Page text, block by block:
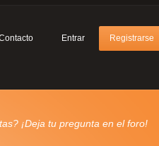
Entrar Registrarse
¡Deja tu pregunta en el foro!